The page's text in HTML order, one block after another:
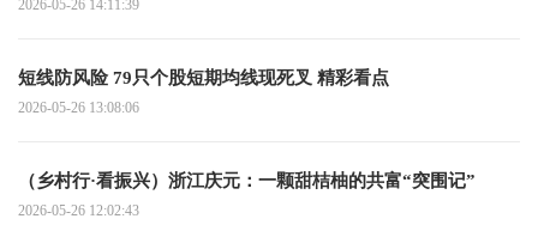
2026-05-26 14:11:39
短线防风险 79只个股短期均线现死叉 精彩看点
2026-05-26 13:08:06
（乡村行·看振兴）浙江庆元：一颗甜桔柚的共富“突围记”
2026-05-26 12:02:43